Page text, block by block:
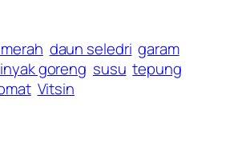
daun seledri garam
goreng susu tepung
Vitsin